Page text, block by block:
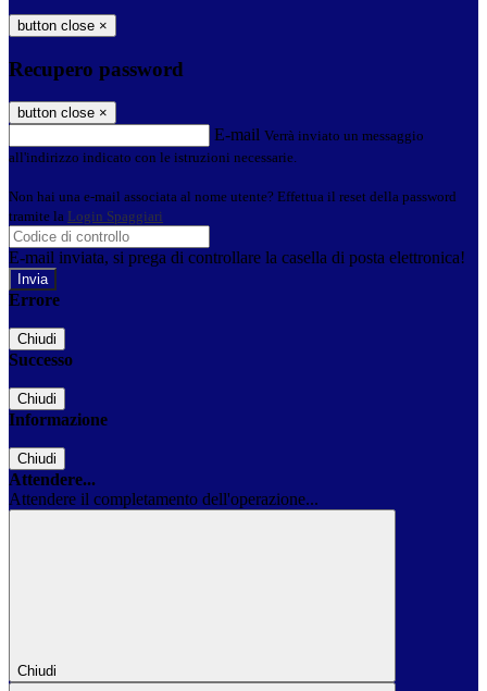
button close ×
Recupero password
button close ×
E-mail Verrà inviato un messaggio
all'indirizzo indicato con le istruzioni necessarie.
Non hai una e-mail associata al nome utente? Effettua il reset della password
tramite la Login Spaggiari
E-mail inviata, si prega di controllare la casella di posta elettronica!
Errore
Chiudi
Successo
Chiudi
Informazione
Chiudi
Attendere...
Attendere il completamento dell'operazione...
Chiudi